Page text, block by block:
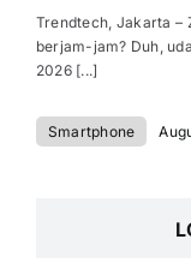
Trendtech, Jakarta –
berjam-jam? Duh,
2026 [...]
Smartphone